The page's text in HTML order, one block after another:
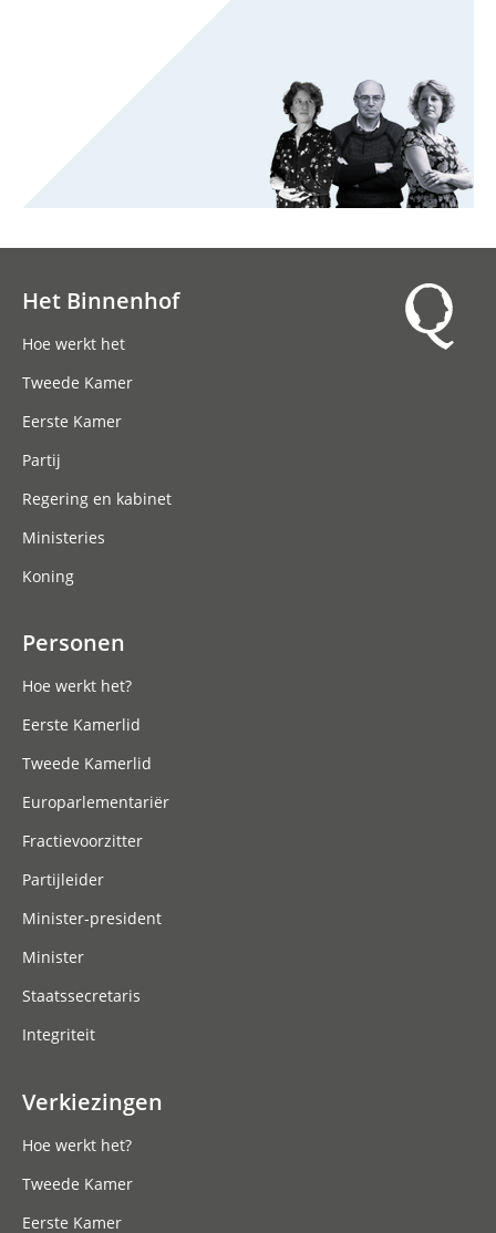
Het Binnenhof
Hoe werkt het
Tweede Kamer
Eerste Kamer
Partij
Regering en kabinet
Ministeries
Koning
Personen
Hoe werkt het?
Eerste Kamerlid
Tweede Kamerlid
Europarlementariër
Fractievoorzitter
Partijleider
Minister-president
Minister
Staatssecretaris
Integriteit
Verkiezingen
Hoe werkt het?
Tweede Kamer
Eerste Kamer